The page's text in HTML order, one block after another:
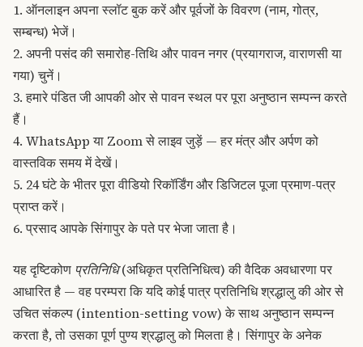
1. ऑनलाइन अपना स्लॉट बुक करें और पूर्वजों के विवरण (नाम, गोत्र,
सम्बन्ध) भेजें।
2. अपनी पसंद की समारोह-तिथि और पावन नगर (प्रयागराज, वाराणसी या
गया) चुनें।
3. हमारे पंडित जी आपकी ओर से पावन स्थल पर पूरा अनुष्ठान सम्पन्न करते
हैं।
4. WhatsApp या Zoom से लाइव जुड़ें — हर मंत्र और अर्पण को
वास्तविक समय में देखें।
5. 24 घंटे के भीतर पूरा वीडियो रिकॉर्डिंग और डिजिटल पूजा प्रमाण-पत्र
प्राप्त करें।
6. प्रसाद आपके सिंगापुर के पते पर भेजा जाता है।
यह दृष्टिकोण प्रतिनिधि(अधिकृत प्रतिनिधित्व) की वैदिक अवधारणा पर
आधारित है — वह परम्परा कि यदि कोई पात्र प्रतिनिधि श्रद्धालु की ओर से
उचित संकल्प (intention-setting vow) के साथ अनुष्ठान सम्पन्न
करता है, तो उसका पूर्ण पुण्य श्रद्धालु को मिलता है। सिंगापुर के अनेक